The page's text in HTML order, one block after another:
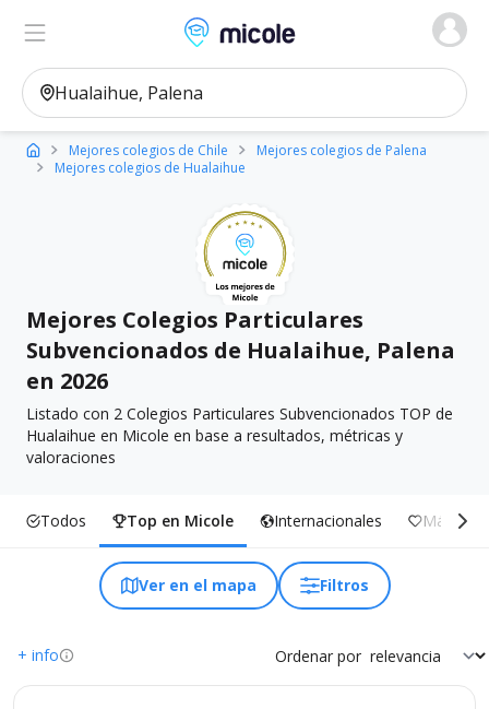
Micole, buscador de colegios
Ver en el mapa
Mejores colegios de Chile
Mejores colegios de Palena
Mejores colegios de Hualaihue
Mejores Colegios Particulares
Subvencionados de Hualaihue, Palena
en 2026
Listado con 2 Colegios Particulares Subvencionados TOP de
Hualaihue en Micole en base a resultados, métricas y
valoraciones
Todos Top en Micole Internacionales Más
Ver en el mapa Filtros
+ info Ordenar por